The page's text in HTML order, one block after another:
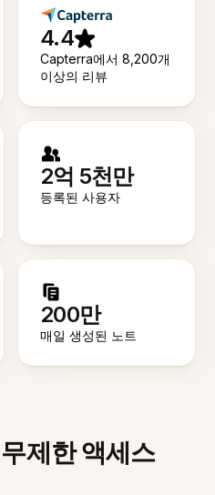
4.4
Capterra에서 8,200개
이상의 리뷰
2억 5천만
등록된 사용자
200만
매일 생성된 노트
제한 액세스